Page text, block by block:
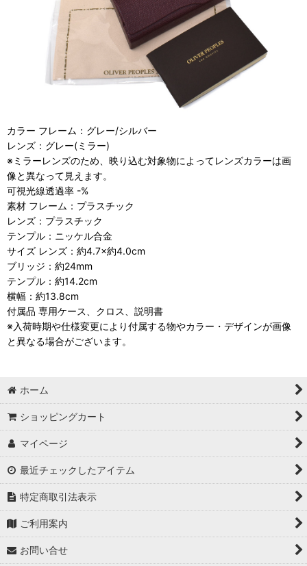
カラー フレーム：グレー/シルバー
レンズ：グレー(ミラー)
※ミラーレンズのため、映り込む対象物によってレンズカラーは画
像と異なって見えます。
可視光線透過率 -%
素材 フレーム：プラスチック
レンズ：プラスチック
テンプル：ニッケル合金
サイズ レンズ：約4.7×約4.0cm
ブリッジ：約24mm
テンプル：約14.2cm
横幅：約13.8cm
付属品 専用ケース、クロス、説明書
※入荷時期や仕様変更により付属する物やカラー・デザインが画像
と異なる場合がございます。
ホーム
ショッピングカート
マイページ
最近チェックしたアイテム
特定商取引法表示
ご利用案内
お問い合せ